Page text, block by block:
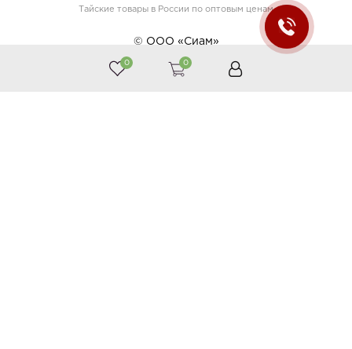
0 0
Тайские товары в России по оптовым ценам
© ООО «Сиам»